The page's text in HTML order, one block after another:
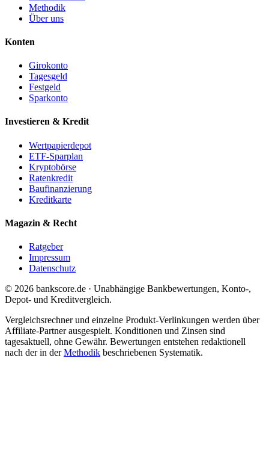
Methodik
Über uns
Konten
Girokonto
Tagesgeld
Festgeld
Sparkonto
Investieren & Kredit
Wertpapierdepot
ETF-Sparplan
Kryptobörse
Ratenkredit
Baufinanzierung
Kreditkarte
Magazin & Recht
Ratgeber
Impressum
Datenschutz
© 2026 bankscore.de · Unabhängige Bankbewertungen, Konto-,
Depot- und Kreditvergleich.
Vergleichsrechner und einzelne Produkt-Verlinkungen werden über
Affiliate-Partner ausgespielt. Konditionen und Zinsen sind
tagesaktuell, ohne Gewähr. Bewertungen entstehen redaktionell
nach der in derMethodik beschriebenen Systematik.